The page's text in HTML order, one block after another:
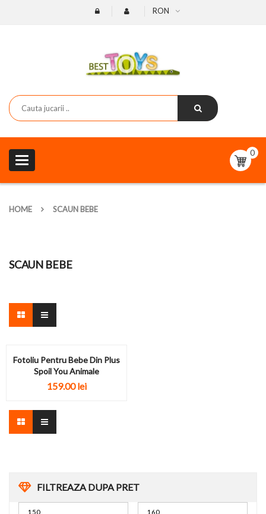
RON
Toggle
navigation
0
HOME SCAUN BEBE
FILTREAZA DUPA PRET
SCAUN BEBE
Fotoliu Pentru Bebe Din Plus
Spoil You Animale
159.00lei